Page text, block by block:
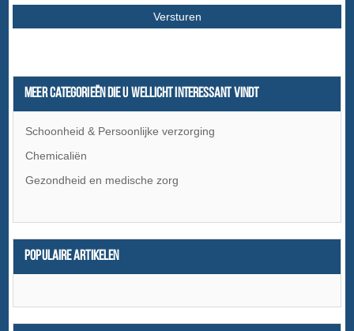
Meer categorieën die u wellicht interessant vindt
Schoonheid & Persoonlijke verzorging
Chemicaliën
Gezondheid en medische zorg
Populaire artikelen